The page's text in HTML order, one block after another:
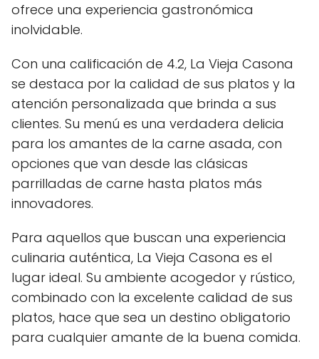
ofrece una experiencia gastronómica
inolvidable.
Con una calificación de 4.2, La Vieja Casona
se destaca por la calidad de sus platos y la
atención personalizada que brinda a sus
clientes. Su menú es una verdadera delicia
para los amantes de la carne asada, con
opciones que van desde las clásicas
parrilladas de carne hasta platos más
innovadores.
Para aquellos que buscan una experiencia
culinaria auténtica, La Vieja Casona es el
lugar ideal. Su ambiente acogedor y rústico,
combinado con la excelente calidad de sus
platos, hace que sea un destino obligatorio
para cualquier amante de la buena comida.